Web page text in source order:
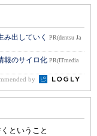
み出していく
PR(dentsu Ja
報のサイロ化 PR(ITmedia
by
ということ